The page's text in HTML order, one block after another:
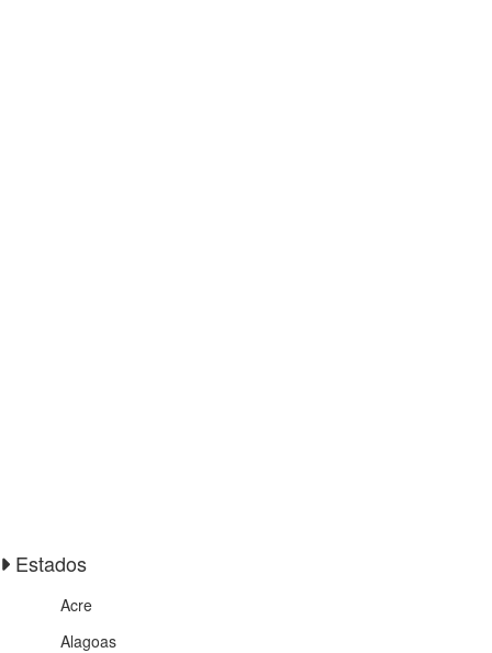
Estados
Acre
Alagoas